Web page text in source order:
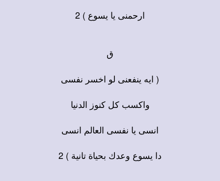
ارحمنى يا يسوع ) 2
ق
( ايه ينفعنى لو اخسر نفسى
واكسب كل كنوز الدنيا
انسى يا نفسى العالم انسى
دا يسوع وعدك بحياة تانية ) 2